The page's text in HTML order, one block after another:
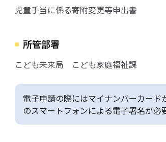
児童手当に係る寄附変更等申出書
所管部署
こども未来局 こども家庭福祉課
電子申請の際にはマイナンバーカー
のスマートフォンによる電子署名が必